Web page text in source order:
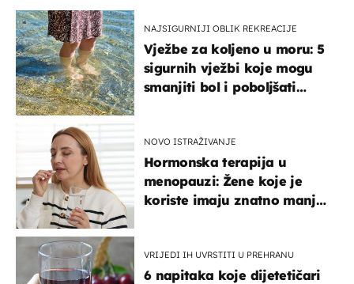
NAJSIGURNIJI OBLIK REKREACIJE
Vježbe za koljeno u moru: 5
sigurnih vježbi koje mogu
smanjiti bol i poboljšati
NOVO ISTRAŽIVANJE
Hormonska terapija u
menopauzi: Žene koje je
koriste imaju znatno manji
VRIJEDI IH UVRSTITI U PREHRANU
6 napitaka koje dijetetičari